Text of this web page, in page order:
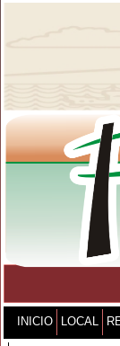
INICIO LOCAL